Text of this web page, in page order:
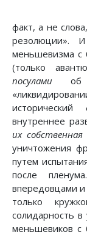
факт, а не
резолюции».
меньшевизма
(только
посулами об
внутреннее
их собственная
уничтожения
путем
после
впередовцами
только
солидарность
меньшевиков с